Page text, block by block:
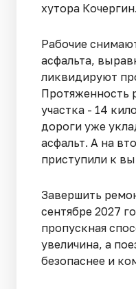
хутора Кочергин.
Рабочие
асфальта,
ликвидируют
Протяженность
участка - 14
дороги уже
асфальт. А на
приступили к
Завершить
сентябре 2027
пропускная
увеличина, а
безопаснее и